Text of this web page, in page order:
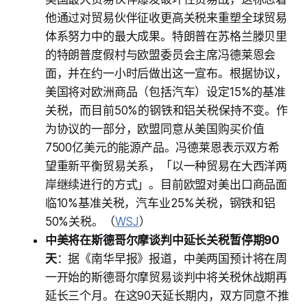
他通过对贸易伙伴征收更高关税来重塑全球贸易
体系努力中的最大成果。特朗普在苏格兰滕贝里
的特朗普度假村与欧盟委员会主席冯德莱恩会
面，并在约一小时后做出这一宣布。根据协议，
美国将对欧洲商品（包括汽车）设定15%的基准
关税，而目前50%的钢铁和铝关税保持不变。作
为协议的一部分，欧盟同意从美国购买价值
7500亿美元的能源产品。冯德莱恩表示双方希
望重新平衡贸易关系，「以一种贸易在大西洋两
岸继续进行的方式」。目前欧盟对美出口商品面
临10%基准关税，汽车业25%关税，钢铁和铝
50%关税。（WSJ）
中美将在斯德哥尔摩谈判中延长关税暂停期90
天：据《南华早报》报道，中美两国预计将在周
一开始的斯德哥尔摩贸易谈判中将关税休战期再
延长三个月。在这90天延长期内，双方同意不推